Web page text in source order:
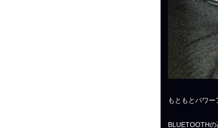
もともとパワ
BLUETOOTH